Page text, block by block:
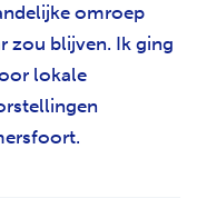
omroep
zou blijven. Ik ging
lokale